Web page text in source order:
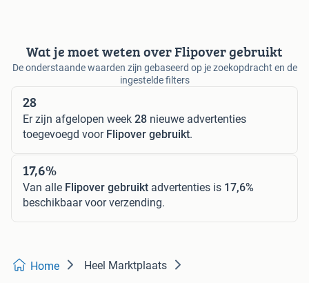
Wat je moet weten over Flipover gebruikt
De onderstaande waarden zijn gebaseerd op je zoekopdracht en de
ingestelde filters
28
Er zijn afgelopen week 28 nieuwe advertenties
toegevoegd voor Flipover gebruikt.
17,6%
Van alle Flipover gebruikt advertenties is 17,6%
beschikbaar voor verzending.
Home Heel Marktplaats